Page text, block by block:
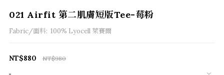
021 Airfit 第二肌膚短版Tee-莓粉
Fabric/面料:  100% Lyocell 萊賽爾
NT$980
NT$880